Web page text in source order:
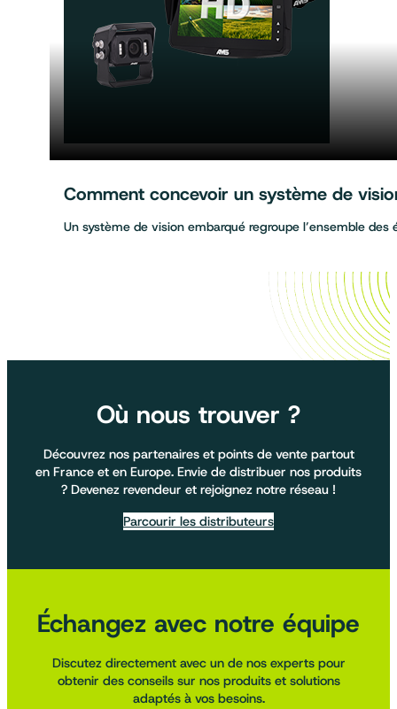
Comment concevoir un système de
Un système de vision embarqué regroupe l’ensemble
Où nous trouver ?
Découvrez nos partenaires et points de vente partout
en France et en Europe. Envie de distribuer nos produits
? Devenez revendeur et rejoignez notre réseau !
Parcourir les distributeurs
Échangez avec notre équipe
Discutez directement avec un de nos experts pour
obtenir des conseils sur nos produits et solutions
adaptés à vos besoins.